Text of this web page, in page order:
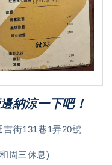
納涼一下吧！
吉街131巷1弄20號
周三休息)